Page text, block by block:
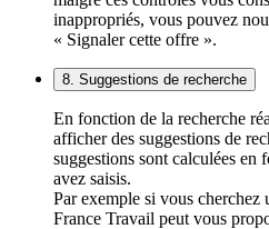
inappropriés, vous pouvez
« Signaler cette offre ».
8. Suggestions de recherche
En fonction de la recherche
afficher des suggestions de
suggestions sont calculées en
avez saisis.
Par exemple si vous
France Travail peut vous